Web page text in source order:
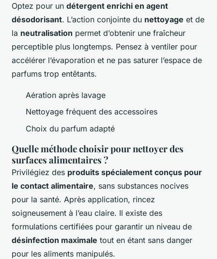
Optez pour un détergent enrichi en agent
désodorisant. L’action conjointe du nettoyage et de
la neutralisation permet d’obtenir une fraîcheur
perceptible plus longtemps. Pensez à ventiler pour
accélérer l’évaporation et ne pas saturer l’espace de
parfums trop entêtants.
Aération après lavage
Nettoyage fréquent des accessoires
Choix du parfum adapté
Quelle méthode choisir pour nettoyer des
surfaces alimentaires ?
Privilégiez des produits spécialement conçus pour
le contact alimentaire, sans substances nocives
pour la santé. Après application, rincez
soigneusement à l’eau claire. Il existe des
formulations certifiées pour garantir un niveau de
désinfection maximale tout en étant sans danger
pour les aliments manipulés.